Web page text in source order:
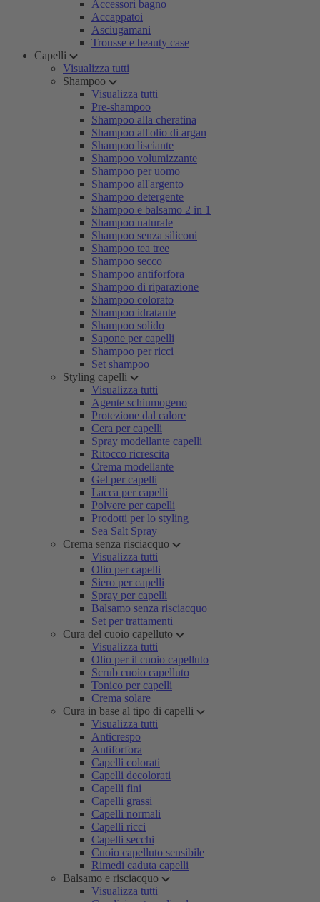
Accessori bagno
Accappatoi
Asciugamani
Trousse e beauty case
Capelli
Visualizza tutti
Shampoo
Visualizza tutti
Pre-shampoo
Shampoo alla cheratina
Shampoo all'olio di argan
Shampoo lisciante
Shampoo volumizzante
Shampoo per uomo
Shampoo all'argento
Shampoo detergente
Shampoo e balsamo 2 in 1
Shampoo naturale
Shampoo senza siliconi
Shampoo tea tree
Shampoo secco
Shampoo antiforfora
Shampoo di riparazione
Shampoo colorato
Shampoo idratante
Shampoo solido
Sapone per capelli
Shampoo per ricci
Set shampoo
Styling capelli
Visualizza tutti
Agente schiumogeno
Protezione dal calore
Cera per capelli
Spray modellante capelli
Ritocco ricrescita
Crema modellante
Gel per capelli
Lacca per capelli
Polvere per capelli
Prodotti per lo styling
Sea Salt Spray
Crema senza risciacquo
Visualizza tutti
Olio per capelli
Siero per capelli
Spray per capelli
Balsamo senza risciacquo
Set per trattamenti
Cura del cuoio capelluto
Visualizza tutti
Olio per il cuoio capelluto
Scrub cuoio capelluto
Tonico per capelli
Crema solare
Cura in base al tipo di capelli
Visualizza tutti
Anticrespo
Antiforfora
Capelli colorati
Capelli decolorati
Capelli fini
Capelli grassi
Capelli normali
Capelli ricci
Capelli secchi
Cuoio capelluto sensibile
Rimedi caduta capelli
Balsamo e risciacquo
Visualizza tutti